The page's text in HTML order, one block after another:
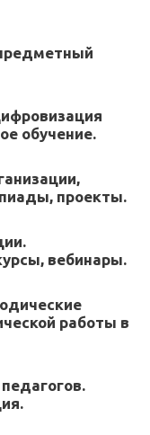
обучение.
проекты.
вебинары.
работы в